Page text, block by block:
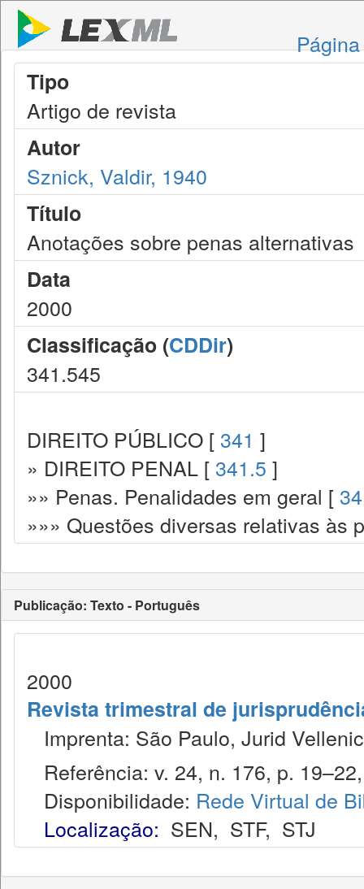
Tipo
Artigo de revista
Autor
Sznick, Valdir, 1940
Título
Anotações sobre penas alternativas
Data
2000
Classificação (CDDir)
341.545
DIREITO PÚBLICO [ 341 ]
» DIREITO PENAL [ 341.5 ]
»» Penas. Penalidades em geral [
»»» Questões diversas relativas às
Publicação: Texto - Português
2000
Revista trimestral de
Imprenta: São Paulo, Jurid
Referência: v. 24, n. 176, p.
Disponibilidade: Rede Virtual de
Localização: SEN, STF, STJ